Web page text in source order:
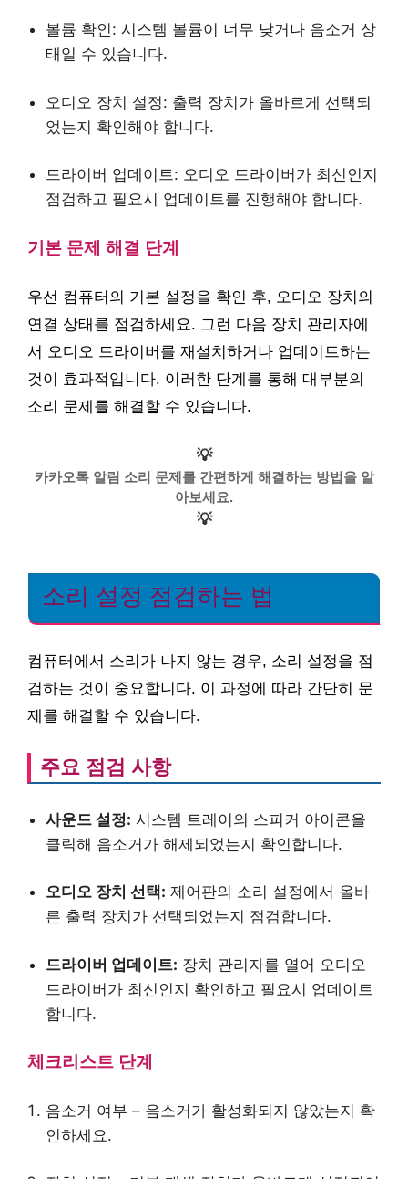
볼륨 확인: 시스템 볼륨이 너무 낮거나 음소거 상
태일 수 있습니다.
오디오 장치 설정: 출력 장치가 올바르게 선택되
었는지 확인해야 합니다.
드라이버 업데이트: 오디오 드라이버가 최신인지
점검하고 필요시 업데이트를 진행해야 합니다.
기본 문제 해결 단계
우선 컴퓨터의 기본 설정을 확인 후, 오디오 장치의
연결 상태를 점검하세요. 그런 다음 장치 관리자에
서 오디오 드라이버를 재설치하거나 업데이트하는
것이 효과적입니다. 이러한 단계를 통해 대부분의
소리 문제를 해결할 수 있습니다.
💡
카카오톡 알림 소리 문제를 간편하게 해결하는 방법을 알
아보세요.
💡
소리 설정 점검하는 법
컴퓨터에서 소리가 나지 않는 경우, 소리 설정을 점
검하는 것이 중요합니다. 이 과정에 따라 간단히 문
제를 해결할 수 있습니다.
주요 점검 사항
사운드 설정: 시스템 트레이의 스피커 아이콘을
클릭해 음소거가 해제되었는지 확인합니다.
오디오 장치 선택: 제어판의 소리 설정에서 올바
른 출력 장치가 선택되었는지 점검합니다.
드라이버 업데이트: 장치 관리자를 열어 오디오
드라이버가 최신인지 확인하고 필요시 업데이트
합니다.
체크리스트 단계
음소거 여부 – 음소거가 활성화되지 않았는지 확
인하세요.